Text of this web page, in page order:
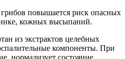
повышается риск опасных
кожных высыпаний.
из экстрактов целебных
компоненты. При
нормализует состояние,